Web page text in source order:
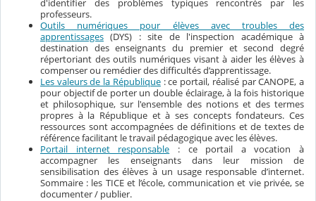
d'identifier des problèmes typiques rencontrés par les
professeurs.
Outils numériques pour élèves avec troubles des
apprentissages (DYS) : site de l'inspection académique à
destination des enseignants du premier et second degré
répertoriant des outils numériques visant à aider les élèves à
compenser ou remédier des difficultés d’apprentissage.
Les valeurs de la République: ce portail, réalisé par CANOPE, a
pour objectif de porter un double éclairage, à la fois historique
et philosophique, sur l'ensemble des notions et des termes
propres à la République et à ses concepts fondateurs. Ces
ressources sont accompagnées de définitions et de textes de
référence facilitant le travail pédagogique avec les élèves.
Portail internet responsable : ce portail a vocation à
accompagner les enseignants dans leur mission de
sensibilisation des élèves à un usage responsable d’internet.
Sommaire : les TICE et l’école, communication et vie privée, se
documenter / publier.